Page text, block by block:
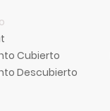
Cubierto
Descubierto